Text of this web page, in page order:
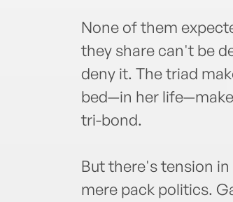
None of them
they share can't be
deny it. The triad
bed—in her
tri-bond.
But there's tension
mere pack politics.